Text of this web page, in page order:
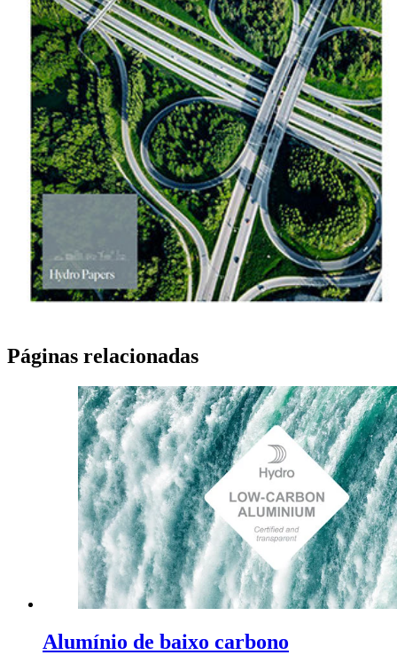
Páginas relacionadas
Alumínio de baixo carbono